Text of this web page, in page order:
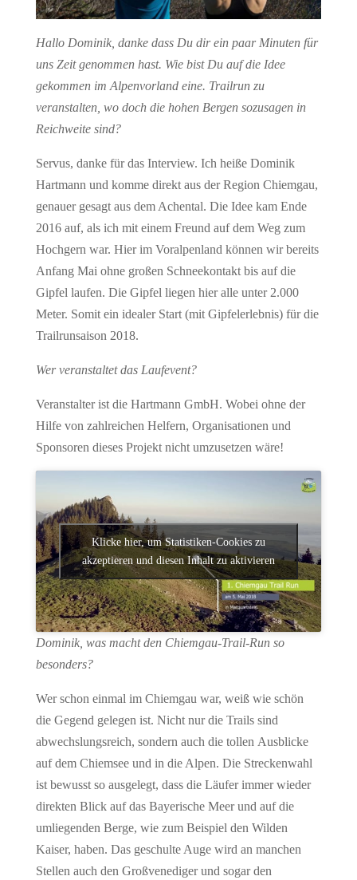
Hallo Dominik, danke dass Du dir ein paar Minuten für
uns Zeit genommen hast. Wie bist Du auf die Idee
gekommen im Alpenvorland eine. Trailrun zu
veranstalten, wo doch die hohen Bergen sozusagen in
Reichweite sind?
Servus, danke für das Interview. Ich heiße Dominik
Hartmann und komme direkt aus der Region Chiemgau,
genauer gesagt aus dem Achental. Die Idee kam Ende
2016 auf, als ich mit einem Freund auf dem Weg zum
Hochgern war. Hier im Voralpenland können wir bereits
Anfang Mai ohne großen Schneekontakt bis auf die
Gipfel laufen. Die Gipfel liegen hier alle unter 2.000
Meter. Somit ein idealer Start (mit Gipfelerlebnis) für die
Trailrunsaison 2018.
Wer veranstaltet das Laufevent?
​Veranstalter ist die Hartmann GmbH. Wobei ohne der
Hilfe von zahlreichen Helfern, Organisationen und
Sponsoren dieses Projekt nicht umzusetzen wäre!
Klicke hier, um Statistiken-Cookies zu
akzeptieren und diesen Inhalt zu aktivieren
Dominik, was macht den Chiemgau-Trail-Run so
besonders?
Wer schon einmal im Chiemgau war, weiß wie schön
die Gegend gelegen ist. Nicht nur die Trails sind
abwechslungsreich, sondern auch die tollen Ausblicke
auf dem Chiemsee und in die Alpen. Die Streckenwahl
ist bewusst so ausgelegt, dass die Läufer immer wieder
direkten Blick auf das Bayerische Meer und auf die
umliegenden Berge, wie zum Beispiel den Wilden
Kaiser, haben. Das geschulte Auge wird an manchen
Stellen auch den Großvenediger und sogar den